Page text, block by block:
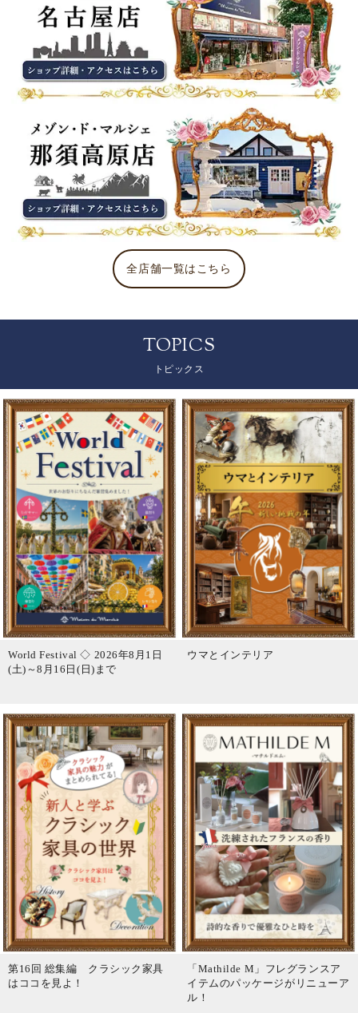
全店舗一覧はこちら
TOPICS
トピックス
World Festival ◇ 2026年8月1日
(土)～8月16日(日)まで
ウマとインテリア
第16回 総集編 クラシック家具
はココを見よ！
「Mathilde M」フレグランスア
イテムのパッケージがリニューア
ル！